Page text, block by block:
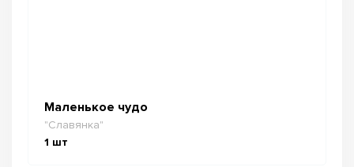
Маленькое чудо
"Славянка"
1 шт